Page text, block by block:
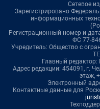
Сетевое
Зарегистрировано
информационных
Регистрационный номер и
ФС 77-
Учредитель: Общество с
Главный
Адрес редакции: 454091, г.
этаж,
Электронный
Контактные данные для